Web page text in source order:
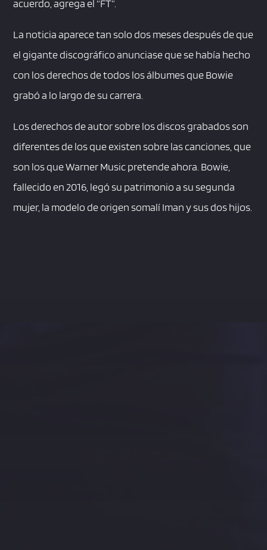
acuerdo, agrega el “FT”.
La noticia aparece tan solo dos meses después de que
el gigante discográfico anunciase que se había hecho
con los derechos de todos los álbumes que Bowie
grabó a lo largo de su carrera.
Los derechos de autor sobre los discos grabados son
diferentes de los que existen sobre las canciones, que
son los que Warner Music pretende ahora. Bowie,
fallecido en 2016, legó su patrimonio a su segunda
mujer, la modelo de origen somalí Iman y sus dos hijos.